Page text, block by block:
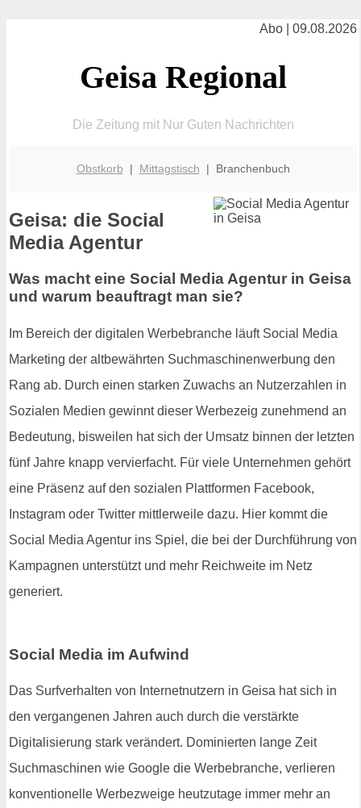
Abo | 09.08.2026
Geisa Regional
Die Zeitung mit Nur Guten Nachrichten
Obstkorb | Mittagstisch | Branchenbuch
Geisa: die Social
Media Agentur
Was macht eine Social Media Agentur in Geisa
und warum beauftragt man sie?
Im Bereich der digitalen Werbebranche läuft Social Media
Marketing der altbewährten Suchmaschinenwerbung den
Rang ab. Durch einen starken Zuwachs an Nutzerzahlen in
Sozialen Medien gewinnt dieser Werbezeig zunehmend an
Bedeutung, bisweilen hat sich der Umsatz binnen der letzten
fünf Jahre knapp vervierfacht. Für viele Unternehmen gehört
eine Präsenz auf den sozialen Plattformen Facebook,
Instagram oder Twitter mittlerweile dazu. Hier kommt die
Social Media Agentur ins Spiel, die bei der Durchführung von
Kampagnen unterstützt und mehr Reichweite im Netz
generiert.
Social Media im Aufwind
Das Surfverhalten von Internetnutzern in Geisa hat sich in
den vergangenen Jahren auch durch die verstärkte
Digitalisierung stark verändert. Dominierten lange Zeit
Suchmaschinen wie Google die Werbebranche, verlieren
konventionelle Werbezweige heutzutage immer mehr an